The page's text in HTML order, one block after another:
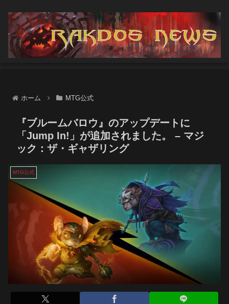
ホーム MTG公式
『ブルームバロウ』のアップデートに
「Jump In!」が追加されました。 – マジ
ック：ザ・ギャザリング
MTG公式